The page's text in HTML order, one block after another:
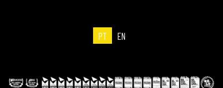
PT EN